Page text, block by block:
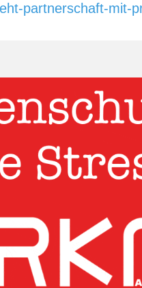
partnerschaft-mit-